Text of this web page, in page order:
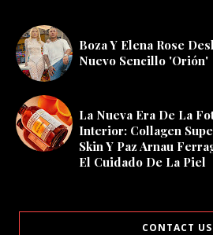
Boza Y Elena Rose
Nuevo Sencillo 'Orión'
La Nueva Era De La
Interior: Collagen
Skin Y Paz Arnau
El Cuidado De La Piel
CONTACT US